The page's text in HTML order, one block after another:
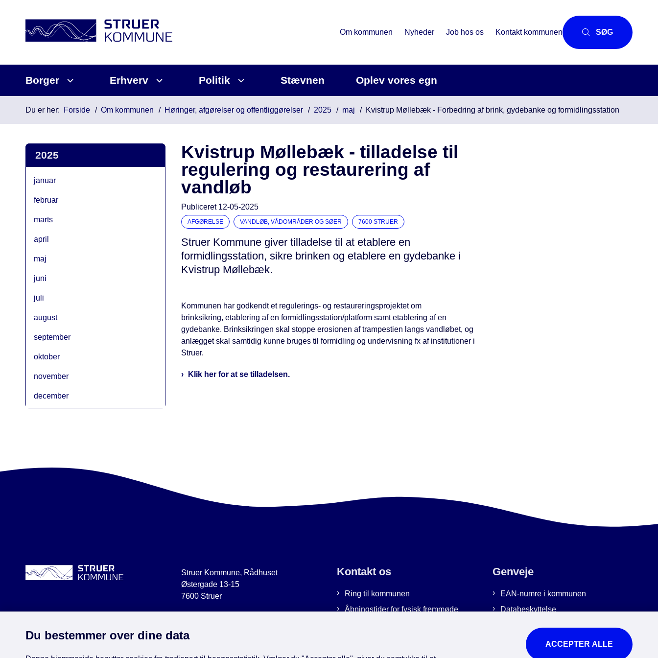
Om kommunen Nyheder Job hos os Kontakt kommunen SØG
Borger Erhverv Politik Stævnen Oplev vores egn
Du er her: Forside Om kommunen Høringer, afgørelser og offentliggørelser 2025 maj Kvistrup Møllebæk - Forbedring af brink, gydebanke og formidlingsstation
2025
januar
februar
marts
april
maj
juni
juli
august
september
oktober
november
december
Kvistrup Møllebæk - tilladelse til
regulering og restaurering af
vandløb
Publiceret 12-05-2025
AFGØRELSE VANDLØB, VÅDOMRÅDER OG SØER 7600 STRUER
Struer Kommune giver tilladelse til at etablere en
formidlingsstation, sikre brinken og etablere en gydebanke i
Kvistrup Møllebæk.
Kommunen har godkendt et regulerings- og restaureringsprojektet om
brinksikring, etablering af en formidlingsstation/platform samt etablering af en
gydebanke. Brinksikringen skal stoppe erosionen af trampestien langs vandløbet, og
anlægget skal samtidig kunne bruges til formidling og undervisning fx af institutioner i
Struer.
Klik her for at se tilladelsen.
Struer Kommune, Rådhuset
Østergade 13-15
7600 Struer
Kontakt os
Ring til kommunen
Åbningstider for fysisk fremmøde
Genveje
EAN-numre i kommunen
Databeskyttelse
Tilgængelighedserklæring
Brug af kunstig intelligens
Du bestemmer over dine data
ACCEPTER ALLE